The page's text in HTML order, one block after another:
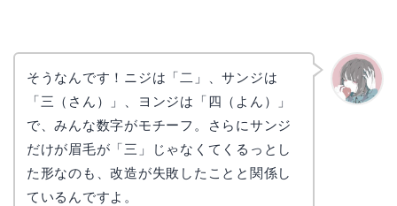
そうなんです！ニジは「二」、サンジは
「三（さん）」、ヨンジは「四（よん）」
で、みんな数字がモチーフ。さらにサンジ
だけが眉毛が「三」じゃなくてくるっとし
た形なのも、改造が失敗したことと関係し
ているんですよ。